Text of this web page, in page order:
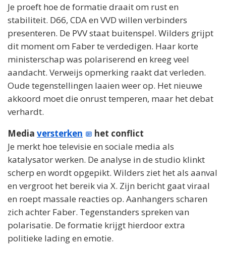
Je proeft hoe de formatie draait om rust en
stabiliteit. D66, CDA en VVD willen verbinders
presenteren. De PVV staat buitenspel. Wilders grijpt
dit moment om Faber te verdedigen. Haar korte
ministerschap was polariserend en kreeg veel
aandacht. Verweijs opmerking raakt dat verleden.
Oude tegenstellingen laaien weer op. Het nieuwe
akkoord moet die onrust temperen, maar het debat
verhardt.
Media versterken
het conflict
Je merkt hoe televisie en sociale media als
katalysator werken. De analyse in de studio klinkt
scherp en wordt opgepikt. Wilders ziet het als aanval
en vergroot het bereik via X. Zijn bericht gaat viraal
en roept massale reacties op. Aanhangers scharen
zich achter Faber. Tegenstanders spreken van
polarisatie. De formatie krijgt hierdoor extra
politieke lading en emotie.